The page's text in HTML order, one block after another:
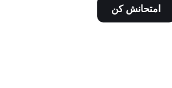
امتحانش کن